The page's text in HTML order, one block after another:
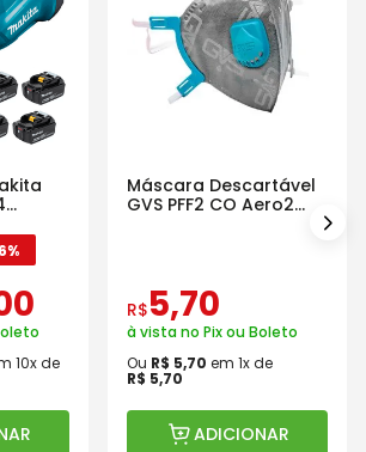
e
6%
10x de
Máscara Descartável
GVS PFF2 CO Aero2
R$5,70
à vista no Pix ou Boleto
Ou R$ 5,70 em 1x de
R$ 5,70
ADICIONAR